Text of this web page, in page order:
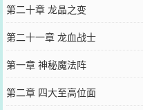
第二十章 龙晶之变
第二十一章 龙血战士
第一章 神秘魔法阵
第二章 四大至高位面